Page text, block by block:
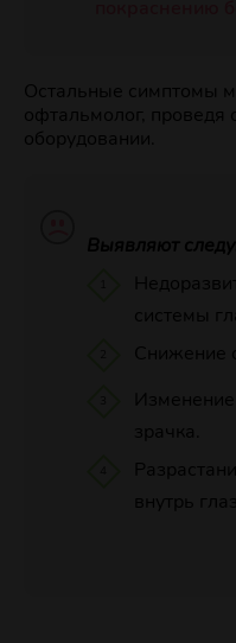
Остальные симптомы
офтальмолог, проведя
оборудовании.
Выявляют
системы
Снижение
зрачка.
внутрь